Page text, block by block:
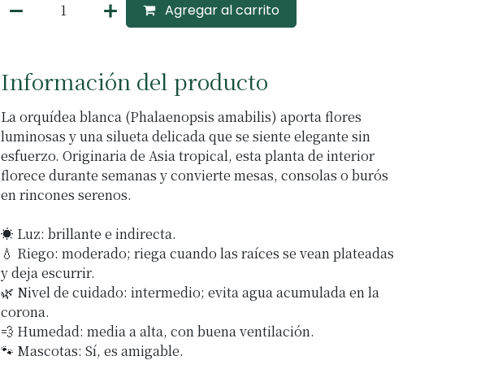
Agregar al carrito
Información del producto
La orquídea blanca (Phalaenopsis amabilis) aporta flores
luminosas y una silueta delicada que se siente elegante sin
esfuerzo. Originaria de Asia tropical, esta planta de interior
florece durante semanas y convierte mesas, consolas o burós
en rincones serenos.
☀️ Luz: brillante e indirecta.
💧 Riego: moderado; riega cuando las raíces se vean plateadas
y deja escurrir.
🌿 Nivel de cuidado: intermedio; evita agua acumulada en la
corona.
💨 Humedad: media a alta, con buena ventilación.
🐾 Mascotas: Sí, es amigable.